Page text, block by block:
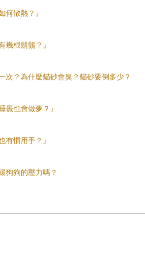
何散熱？』
幾根鬍鬚？』
次？為什麼貓砂會臭？貓砂要倒多少？
覺也會做夢？』
有慣用手？』
狗狗的壓力嗎？